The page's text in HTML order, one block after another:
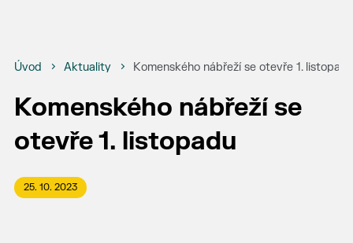
Úvod Aktuality Komenského nábřeží se otevře 1. listopadu
Komenského nábřeží se
otevře 1. listopadu
25. 10. 2023